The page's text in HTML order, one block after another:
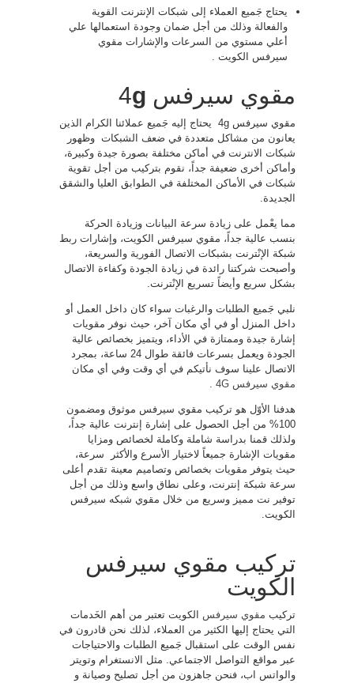
يحتاج جَميع العملاء إلى شبكات الإنترنت القوية
والفعالة وذلك من أجل ضمان وجودة استعمالها علي
أعلي مستوي من السرعات والإشارات مقوي
سيرفس الكويت .
مقوي سيرفس 4 g
مقوي سيرفس 4g يحتاج إليه جَميع عملائنا الكرام الذين
يعانون من مشاكل متعددة في ضعف الشبكات وظهور
شبكات الانترنت في أماكن مختلفة بصورة جيدة وكبيرة،
وأماكن أخرى ضعيفة جداً، نقوم بتركيب من أجل تقوية
شبكات في الأماكن المختلفة في الطوابق العليا والشقق
الجديدة.
مما يعْمل على زيادة سرعة البيانات وزيادة الحركة
بنسب عالية جداً، مقوي سيرفس الكويت، وإشارات ربط
شبكة الإنْترنت بشبكات الاتصال الفورية والسريعة،
وأصبحت شركتنا رائدة في زيادة الجودة وكفاءة الاتصال
بشكل سريع وأيضاً تسريع الإنْترنت.
نلبي جَميع الطلبات والرغبات سواء كان داخل العمل أو
داخل المنزل أو في أي مكان آخر، حيث نوفر مقويات
إشارة جيدة وممتازة في الأداء، ويتميز بخصائص عالية
الجودة ويعمل بسرعات فائقة طوال 24 ساعة، بمجرد
الاتصال علينا سوف نأتيكم في أي وقت وفي أي مكان
مقوي سيرفس 4G
.
هدفنا الأوّل هو تركيب مقوي سيرفس موثوق ومضمون
100% من أجل الحصول على إشارة إنترنت عالية جداً،
ولذلك قمنا بدراسة شاملة وكاملة لخصائص ومزايا
مقويات الإشارة جميعاً لاختيار الأسرع والأكثر سرعة،
حيث يتوفر مقويات بخصائص وتصاميم معينة تقدم أعلى
سرعة شبكة إنترنت، وعلى نطاق واسع وذلك من أجل
توفير نت مميز وسريع من خلال مقوي شبكه سيرفس
الكويت.
تركيب مقوي سيرفس
الكويت
تركيب مقوي سيرفس الكويت تعتبر من أهم الخَدمات
التي يحتاج إليها الكثير من العملاء، لذلك نحن قادرون في
نفس الوقت على استقبال جَميع الطلبات والاحتياجات
عبر مواقع التواصل الاجتماعي. مثل الانستغرام وتويتر
والواتس اب، فنحن جاهزون من أجل تصليح وصيانة و